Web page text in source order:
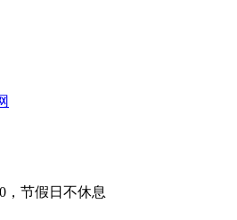
，节假日不休息